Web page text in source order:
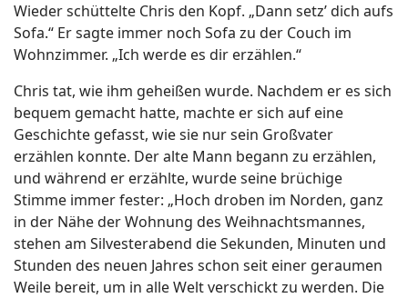
Wieder schüttelte Chris den Kopf. „Dann setz’ dich aufs
Sofa.“ Er sagte immer noch Sofa zu der Couch im
Wohnzimmer. „Ich werde es dir erzählen.“
Chris tat, wie ihm geheißen wurde. Nachdem er es sich
bequem gemacht hatte, machte er sich auf eine
Geschichte gefasst, wie sie nur sein Großvater
erzählen konnte. Der alte Mann begann zu erzählen,
und während er erzählte, wurde seine brüchige
Stimme immer fester: „Hoch droben im Norden, ganz
in der Nähe der Wohnung des Weihnachtsmannes,
stehen am Silvesterabend die Sekunden, Minuten und
Stunden des neuen Jahres schon seit einer geraumen
Weile bereit, um in alle Welt verschickt zu werden. Die